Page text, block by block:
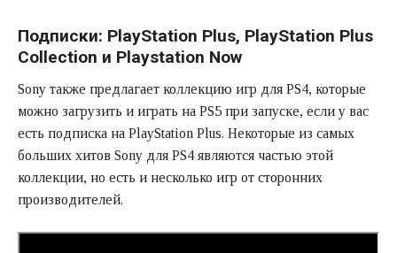
Подписки: PlayStation Plus, PlayStation Plus
Collection и Playstation Now
Sony также предлагает коллекцию игр для PS4, которые
можно загрузить и играть на PS5 при запуске, если у вас
есть подписка на PlayStation Plus. Некоторые из самых
больших хитов Sony для PS4 являются частью этой
коллекции, но есть и несколько игр от сторонних
производителей.